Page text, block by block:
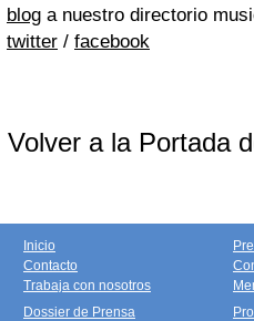
blog a nuestro directorio
twitter / facebook
Volver a la Portada
Inicio
Contacto
Trabaja con nosotros
Dossier de Prensa